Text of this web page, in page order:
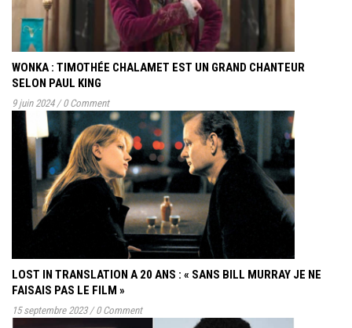
WONKA : TIMOTHÉE CHALAMET EST UN GRAND CHANTEUR
SELON PAUL KING
9 juin 2024 / 0 Comment
LOST IN TRANSLATION A 20 ANS : « SANS BILL MURRAY JE NE
FAISAIS PAS LE FILM »
15 septembre 2023 / 0 Comment